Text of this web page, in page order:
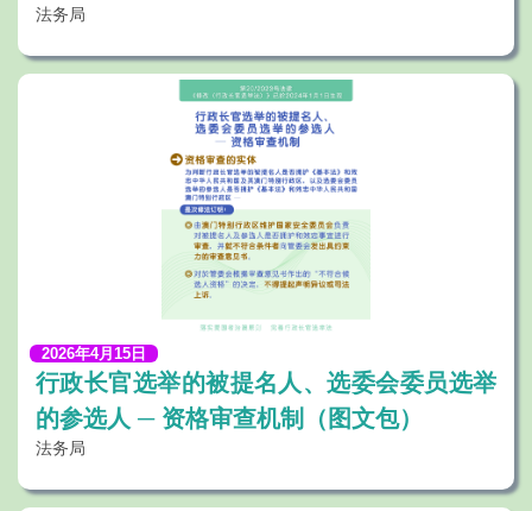
法务局
2026年4月15日
行政长官选举的被提名人、选委会委员选举
的参选人 ─ 资格审查机制（图文包）
法务局